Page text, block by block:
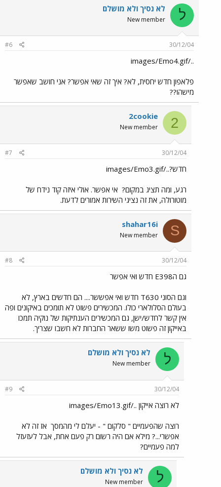
ל לא נסיך ולא מושלם
New member
30/12/04
#6
../images/Emo4.gif
פלאפון חדש יחסית, לא? איך זה שאי אפשר? אני חושב שאפשר
מישהו??
2
2cookie
New member
30/12/04
#7
חדש?../images/Emo3.gif
רגע, ומה תציג במקום? אי אפשר. אולי איזה קוד נידח של
מוטורולה, את זה נציגי השירות אמורים לדעת.
S
shahar16i
New member
30/12/04
#8
גם הE398 חדש ואי אפשר
וגם הסוני T630 חדש ואי אפששר.... הם חדשים בארץ, לא
בעולם הסלולארי כולו. המכשירים פשוט לא תומכים באיקונים ופה
אין קשר לחדש/ישן, גם המכשירים הענתיקות של נוקיה תמכו
באייקון זה פשוט משו ששאר החברות לא חשבו שצריך.
ל לא נסיך ולא מושלם
New member
30/12/04
#9
לא רוצה אייקון ../images/Emo13.gif
רוצה שהפעמיים " סלקום " - יעלם לי מהמסך אז זה לא
אפשרי...? מילא אם היה רשום רק פעם אחת, אבל לעזעזל
למה פעמיים?
ל לא נסיך ולא מושלם
New member